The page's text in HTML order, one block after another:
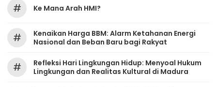
# Ke Mana Arah HMI?
#
Kenaikan Harga BBM: Alarm Ketahanan Energi
Nasional dan Beban Baru bagi Rakyat
#
Refleksi Hari Lingkungan Hidup: Menyoal Hukum
Lingkungan dan Realitas Kultural di Madura